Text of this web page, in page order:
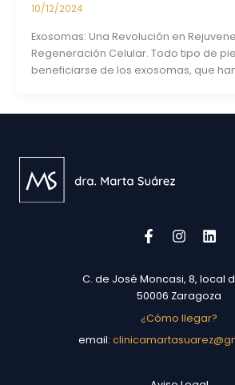
10/12/2024
Exosomas: Una Revolución en
Regeneración Celular. Todo tipo de
beneficiarse de los exosomas, que
C. de José Moncasi, 8, local
50006 Zaragoza
¿Cómo llegar?
email: